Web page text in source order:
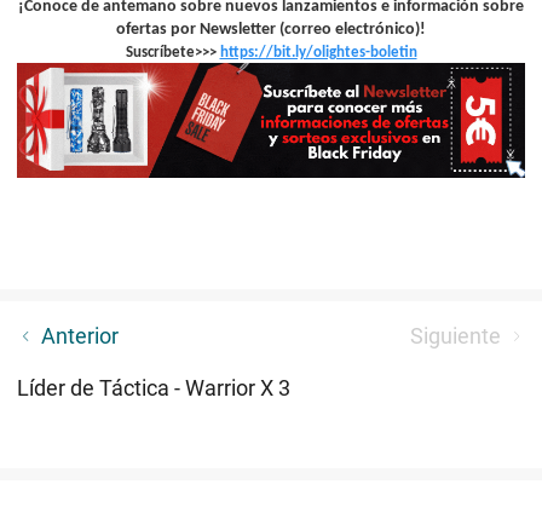
¡Conoce de antemano sobre nuevos lanzamientos e información sobre
ofertas por Newsletter (correo electrónico)!
Suscríbete>>> https://bit.ly/olightes-boletin
Anterior Siguiente
Nuevo Lanzamiento de Navidad 2021
Líder de Táctica - Warrior X 3